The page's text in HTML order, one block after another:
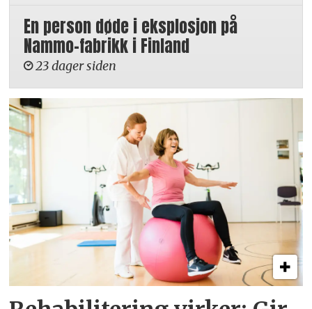
En person døde i eksplosjon på
Nammo-fabrikk i Finland
23 dager siden